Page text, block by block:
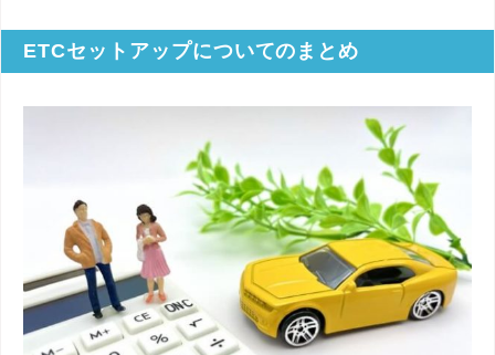
ETCセットアップについてのまとめ